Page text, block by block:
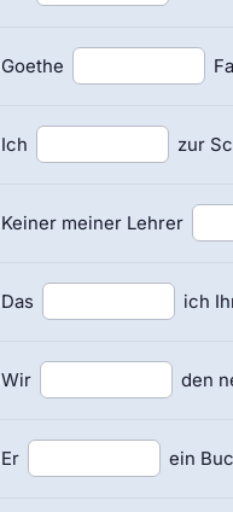
Goethe
Ich zur
Keiner meiner Lehrer
Das ich
Wir den
Er ein